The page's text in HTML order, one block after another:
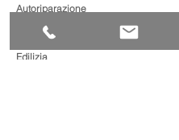
Autoriparazione
Benessere
Comunicazione
Edilizia